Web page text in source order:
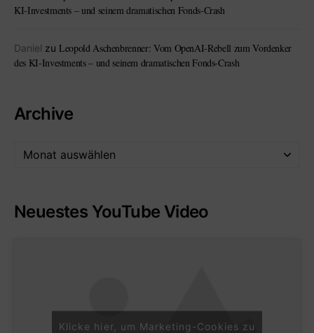
KI-Investments – und seinem dramatischen Fonds-Crash
Daniel zu Leopold Aschenbrenner: Vom OpenAI-Rebell zum Vordenker
des KI-Investments – und seinem dramatischen Fonds-Crash
Archive
Neuestes YouTube Video
Klicke hier, um Marketing-Cookies zu